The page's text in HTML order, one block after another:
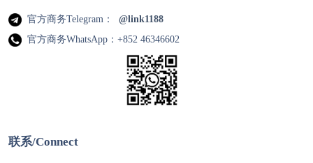
官方商务Telegram：
@link1188
官方商务WhatsApp：+852 46346602
联系/Connect